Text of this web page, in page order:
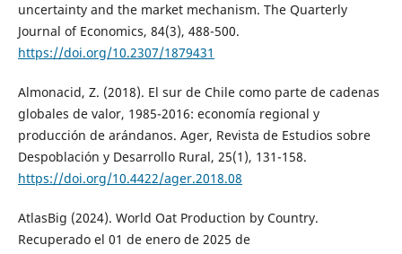
uncertainty and the market mechanism. The Quarterly
Journal of Economics, 84(3), 488-500.
https://doi.org/10.2307/1879431
Almonacid, Z. (2018). El sur de Chile como parte de cadenas
globales de valor, 1985-2016: economía regional y
producción de arándanos. Ager, Revista de Estudios sobre
Despoblación y Desarrollo Rural, 25(1), 131-158.
https://doi.org/10.4422/ager.2018.08
AtlasBig (2024). World Oat Production by Country.
Recuperado el 01 de enero de 2025 de